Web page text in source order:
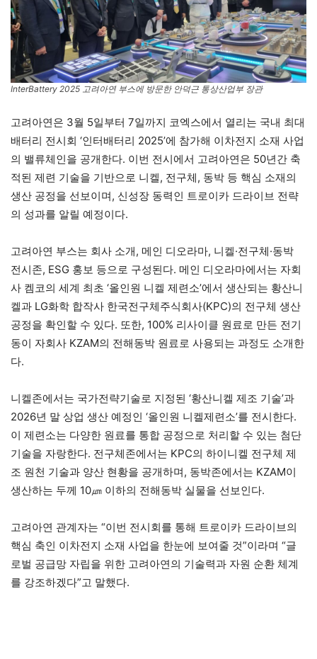
InterBattery 2025 고려아연 부스에 방문한 안덕근 통상산업부 장관
고려아연은 3월 5일부터 7일까지 코엑스에서 열리는 국내 최대
배터리 전시회 ‘인터배터리 2025’에 참가해 이차전지 소재 사업
의 밸류체인을 공개한다. 이번 전시에서 고려아연은 50년간 축
적된 제련 기술을 기반으로 니켈, 전구체, 동박 등 핵심 소재의
생산 공정을 선보이며, 신성장 동력인 트로이카 드라이브 전략
의 성과를 알릴 예정이다.
고려아연 부스는 회사 소개, 메인 디오라마, 니켈·전구체·동박
전시존, ESG 홍보 등으로 구성된다. 메인 디오라마에서는 자회
사 켐코의 세계 최초 ‘올인원 니켈 제련소’에서 생산되는 황산니
켈과 LG화학 합작사 한국전구체주식회사(KPC)의 전구체 생산
공정을 확인할 수 있다. 또한, 100% 리사이클 원료로 만든 전기
동이 자회사 KZAM의 전해동박 원료로 사용되는 과정도 소개한
다.
니켈존에서는 국가전략기술로 지정된 ‘황산니켈 제조 기술’과
2026년 말 상업 생산 예정인 ‘올인원 니켈제련소’를 전시한다.
이 제련소는 다양한 원료를 통합 공정으로 처리할 수 있는 첨단
기술을 자랑한다. 전구체존에서는 KPC의 하이니켈 전구체 제
조 원천 기술과 양산 현황을 공개하며, 동박존에서는 KZAM이
생산하는 두께 10㎛ 이하의 전해동박 실물을 선보인다.
고려아연 관계자는 “이번 전시회를 통해 트로이카 드라이브의
핵심 축인 이차전지 소재 사업을 한눈에 보여줄 것”이라며 “글
로벌 공급망 자립을 위한 고려아연의 기술력과 자원 순환 체계
를 강조하겠다”고 말했다.